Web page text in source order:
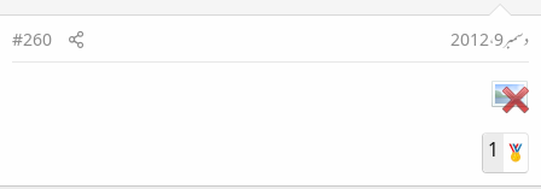
دسمبر 9، 2012
#260
1